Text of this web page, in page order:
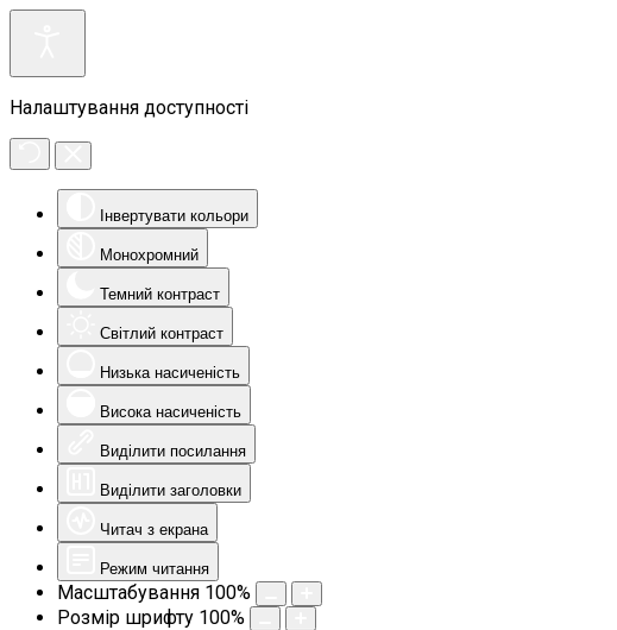
Налаштування доступності
Інвертувати кольори
Монохромний
Темний контраст
Світлий контраст
Низька насиченість
Висока насиченість
Виділити посилання
Виділити заголовки
Читач з екрана
Режим читання
Масштабування 100%
Розмір шрифту 100%